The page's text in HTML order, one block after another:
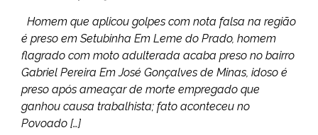
Homem que aplicou golpes com nota falsa na região
é preso em Setubinha Em Leme do Prado, homem
flagrado com moto adulterada acaba preso no bairro
Gabriel Pereira Em José Gonçalves de Minas, idoso é
preso após ameaçar de morte empregado que
ganhou causa trabalhista; fato aconteceu no
Povoado […]